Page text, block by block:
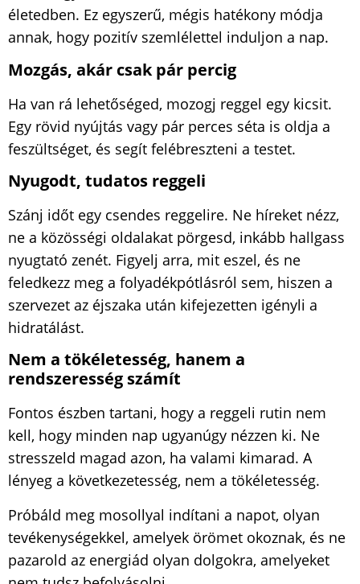
életedben. Ez egyszerű, mégis hatékony módja
annak, hogy pozitív szemlélettel induljon a nap.
Mozgás, akár csak pár percig
Ha van rá lehetőséged, mozogj reggel egy kicsit.
Egy rövid nyújtás vagy pár perces séta is oldja a
feszültséget, és segít felébreszteni a testet.
Nyugodt, tudatos reggeli
Szánj időt egy csendes reggelire. Ne híreket nézz,
ne a közösségi oldalakat pörgesd, inkább hallgass
nyugtató zenét. Figyelj arra, mit eszel, és ne
feledkezz meg a folyadékpótlásról sem, hiszen a
szervezet az éjszaka után kifejezetten igényli a
hidratálást.
Nem a tökéletesség, hanem a
rendszeresség számít
Fontos észben tartani, hogy a reggeli rutin nem
kell, hogy minden nap ugyanúgy nézzen ki. Ne
stresszeld magad azon, ha valami kimarad. A
lényeg a következetesség, nem a tökéletesség.
Próbáld meg mosollyal indítani a napot, olyan
tevékenységekkel, amelyek örömet okoznak, és ne
pazarold az energiád olyan dolgokra, amelyeket